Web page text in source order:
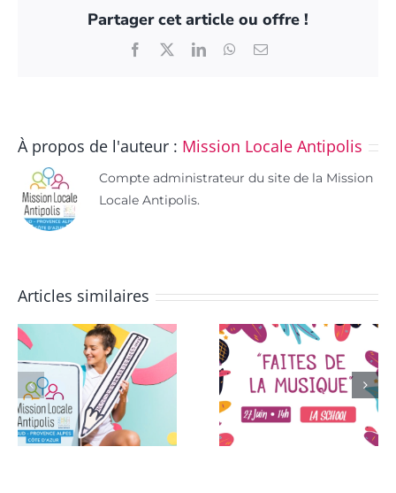
Partager cet article ou offre !
Facebook LinkedInWhatsApp
Email
À propos de l'auteur : Mission Locale Antipolis
Compte administrateur du site de la Mission
Locale Antipolis.
Articles similaires
« Faites de la
Musique »,
revient pour une
seconde édition
!
L’action
STARTER de
retour
la Semaine
métiers du